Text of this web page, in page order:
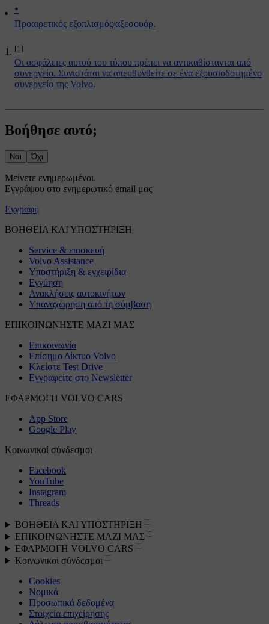
*
Προαιρετικός εξοπλισμός/αξεσουάρ.
[1]
Οι ασφάλειες αυτού του τύπου πρέπει να αντικαθίστανται από
συνεργείο. Συνιστάται να απευθυνθείτε σε ένα εξουσιοδοτημένο
συνεργείο της Volvo.
Βοήθησε αυτό;
Ναι Όχι